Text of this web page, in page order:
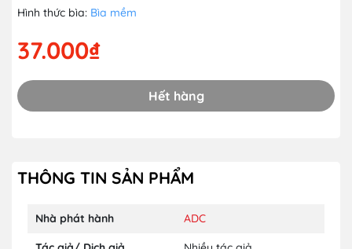
Hình thức bìa: Bìa mềm
37.000₫
Hết hàng
THÔNG TIN SẢN PHẨM
Nhà phát hành ADC